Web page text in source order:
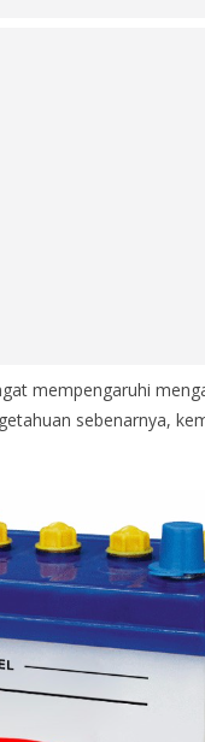
mempengaruhi
sebenarnya,